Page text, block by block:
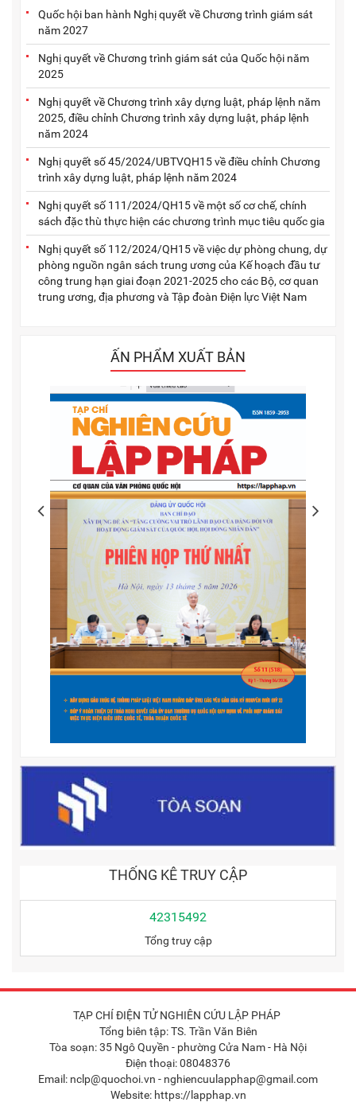
Quốc hội ban hành Nghị quyết về Chương trình giám sát
năm 2027
Nghị quyết về Chương trình giám sát của Quốc hội năm
2025
Nghị quyết về Chương trình xây dựng luật, pháp lệnh năm
2025, điều chỉnh Chương trình xây dựng luật, pháp lệnh
năm 2024
Nghị quyết số 45/2024/UBTVQH15 về điều chỉnh Chương
trình xây dựng luật, pháp lệnh năm 2024
Nghị quyết số 111/2024/QH15 về một số cơ chế, chính
sách đặc thù thực hiện các chương trình mục tiêu quốc gia
Nghị quyết số 112/2024/QH15 về việc dự phòng chung, dự
phòng nguồn ngân sách trung ương của Kế hoạch đầu tư
công trung hạn giai đoạn 2021-2025 cho các Bộ, cơ quan
trung ương, địa phương và Tập đoàn Điện lực Việt Nam
ẤN PHẨM XUẤT BẢN
THỐNG KÊ TRUY CẬP
42315492
Tổng truy cập
TẠP CHÍ ĐIỆN TỬ NGHIÊN CỨU LẬP PHÁP
Tổng biên tập: TS. Trần Văn Biên
Tòa soạn: 35 Ngô Quyền - phường Cửa Nam - Hà Nội
Điện thoại: 08048376
Email: nclp@quochoi.vn - nghiencuulapphap@gmail.com
Website: https://lapphap.vn